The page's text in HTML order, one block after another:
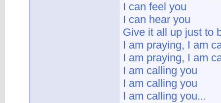
I can feel you
I can hear you
Give it all up just to
I am praying, I am
I am praying, I am
I am calling you
I am calling you
I am calling you...